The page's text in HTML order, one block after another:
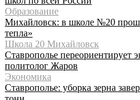
Образование
Михайловск: в школе №20
тепла»
Школа 20 Михайловск
Ставрополье
политолог Жаров
Экономика
Ставрополье: уборка зерна